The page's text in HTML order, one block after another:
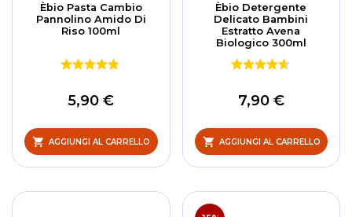
Èbio Pasta Cambio
Pannolino Amido Di
Riso 100ml
5,90 €
AGGIUNGI AL CARRELLO
Èbio Detergente
Delicato Bambini
Estratto Avena
Biologico 300ml
7,90 €
AGGIUNGI AL CARRELLO